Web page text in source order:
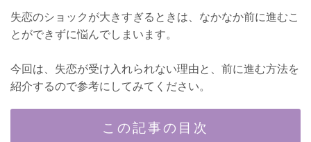
失恋のショックが大きすぎるときは、なかなか前に進むこ
とができずに悩んでしまいます。
今回は、失恋が受け入れられない理由と、前に進む方法を
紹介するので参考にしてみてください。
この記事の目次